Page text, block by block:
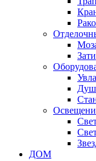
Душ
ДОМ